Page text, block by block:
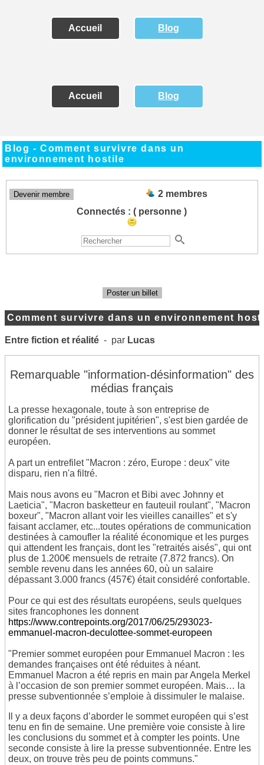
Accueil Blog
Accueil Blog
Blog - Comment survivre dans un
environnement hostile
Devenir membre
2 membres
Connectés : ( personne )
Poster un billet
Comment survivre dans un environnement
Entre fiction et réalité - par Lucas
Remarquable "information-désinformation" des
médias français
La presse hexagonale, toute à son entreprise de
glorification du "président jupitérien", s'est bien gardée de
donner le résultat de ses interventions au sommet
européen.
A part un entrefilet "Macron : zéro, Europe : deux" vite
disparu, rien n'a filtré.
Mais nous avons eu "Macron et Bibi avec Johnny et
Laeticia", "Macron basketteur en fauteuil roulant", "Macron
boxeur", "Macron allant voir les vieilles canailles" et s'y
faisant acclamer, etc...toutes opérations de communication
destinées à camoufler la réalité économique et les purges
qui attendent les français, dont les "retraités aisés", qui ont
plus de 1.200€ mensuels de retraite (7.872 francs). On
semble revenu dans les années 60, où un salaire
dépassant 3.000 francs (457€) était considéré confortable.
Pour ce qui est des résultats européens, seuls quelques
sites francophones les donnent
https://www.contrepoints.org/2017/06/25/293023-
emmanuel-macron-deculottee-sommet-europeen
"Premier sommet européen pour Emmanuel Macron : les
demandes françaises ont été réduites à néant.
Emmanuel Macron a été repris en main par Angela Merkel
à l’occasion de son premier sommet européen. Mais… la
presse subventionnée s’emploie à dissimuler le malaise.
Il y a deux façons d’aborder le sommet européen qui s’est
tenu en fin de semaine. Une première voie consiste à lire
les conclusions du sommet et à compter les points. Une
seconde consiste à lire la presse subventionnée. Entre les
deux, on trouve très peu de points communs."